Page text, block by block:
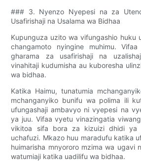
### 3. Nyenzo Nyepesi na za
Usafirishaji na Usalama wa Bidhaa
Kupunguza uzito wa vifungashio huku
changamoto nyingine muhimu.
gharama za usafirishaji na
vinahitaji kudumisha au kuboresha
wa bidhaa.
Katika Haimu, tunatumia
mchanganyiko bunifu wa polima ili
ufungashaji ambavyo ni vyepesi na
ya juu. Vifaa vyetu vinazingatia
vikitoa sifa bora za kizuizi dhidi ya
uchafuzi. Mkazo huu maradufu katika
huimarisha mnyororo mzima wa ugavi
watumiaji katika uadilifu wa bidhaa.